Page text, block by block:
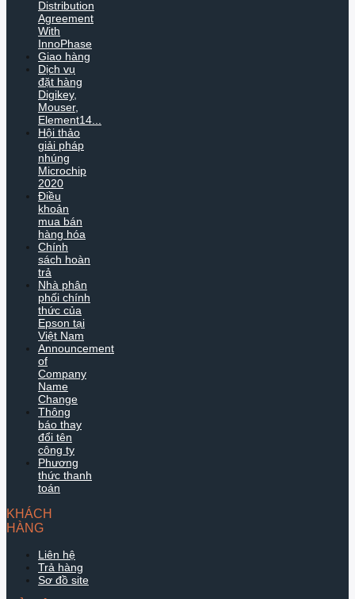
Distribution
Agreement
With
InnoPhase
Giao hàng
Dịch vụ
đặt hàng
Digikey,
Mouser,
Element14...
Hội thảo
giải pháp
nhúng
Microchip
2020
Điều
khoản
mua bán
hàng hóa
Chính
sách hoàn
trả
Nhà phân
phối chính
thức của
Epson tại
Việt Nam
Announcement
of
Company
Name
Change
Thông
báo thay
đổi tên
công ty
Phương
thức thanh
toán
KHÁCH
HÀNG
Liên hệ
Trả hàng
Sơ đồ site